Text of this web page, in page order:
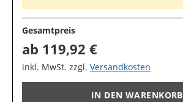
Gesamtpreis
ab 119,92 €
inkl. MwSt. zzgl. Versandkosten
IN DEN WARENKORB